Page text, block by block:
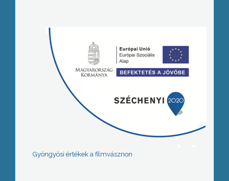
Gyöngyösi értékek a filmvásznon